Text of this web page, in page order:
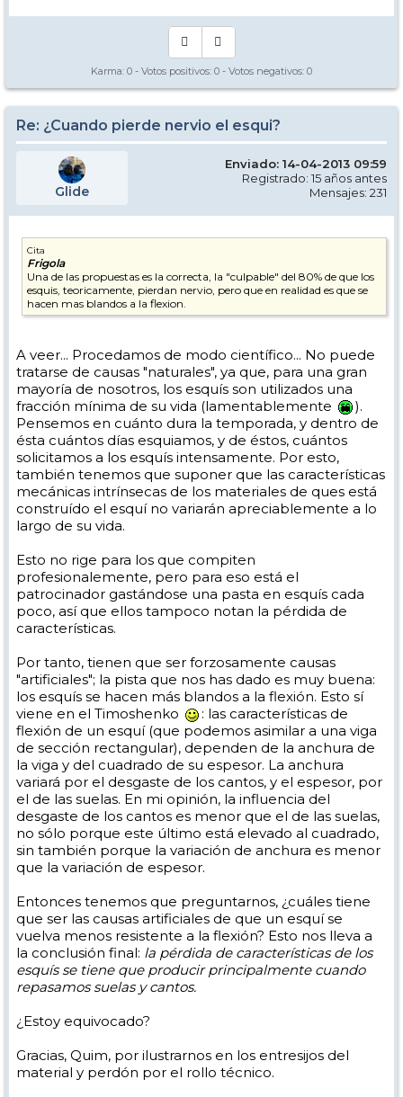
Karma: 0 - Votos positivos: 0 - Votos negativos: 0
Re: ¿Cuando pierde nervio el esqui?
Glide
Enviado: 14-04-2013 09:59
Registrado: 15 años antes
Mensajes: 231
Cita
Frigola
Una de las propuestas es la correcta, la "culpable" del 80% de que los
esquis, teoricamente, pierdan nervio, pero que en realidad es que se
hacen mas blandos a la flexion.
A veer... Procedamos de modo científico... No puede
tratarse de causas "naturales", ya que, para una gran
mayoría de nosotros, los esquís son utilizados una
fracción mínima de su vida (lamentablemente
).
Pensemos en cuánto dura la temporada, y dentro de
ésta cuántos días esquiamos, y de éstos, cuántos
solicitamos a los esquís intensamente. Por esto,
también tenemos que suponer que las características
mecánicas intrínsecas de los materiales de ques está
construído el esquí no variarán apreciablemente a lo
largo de su vida.
Esto no rige para los que compiten
profesionalemente, pero para eso está el
patrocinador gastándose una pasta en esquís cada
poco, así que ellos tampoco notan la pérdida de
características.
Por tanto, tienen que ser forzosamente causas
"artificiales"; la pista que nos has dado es muy buena:
los esquís se hacen más blandos a la flexión. Esto sí
viene en el Timoshenko
: las características de
flexión de un esquí (que podemos asimilar a una viga
de sección rectangular), dependen de la anchura de
la viga y del cuadrado de su espesor. La anchura
variará por el desgaste de los cantos, y el espesor, por
el de las suelas. En mi opinión, la influencia del
desgaste de los cantos es menor que el de las suelas,
no sólo porque este último está elevado al cuadrado,
sin también porque la variación de anchura es menor
que la variación de espesor.
Entonces tenemos que preguntarnos, ¿cuáles tiene
que ser las causas artificiales de que un esquí se
vuelva menos resistente a la flexión? Esto nos lleva a
la conclusión final: la pérdida de características de los
esquís se tiene que producir principalmente cuando
repasamos suelas y cantos.
¿Estoy equivocado?
Gracias, Quim, por ilustrarnos en los entresijos del
material y perdón por el rollo técnico.